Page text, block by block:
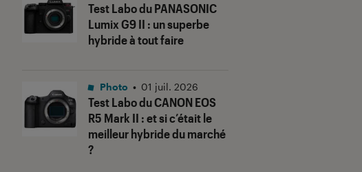
Test Labo du PANASONIC
Lumix G9 II : un superbe
hybride à tout faire
Test Labo du CANON EOS
R5 Mark II : et si c’était le
meilleur hybride du marché
?
Photo • 01 juil. 2026